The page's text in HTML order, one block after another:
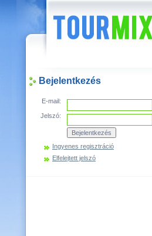
Bejelentkezés
E-mail:
Jelszó:
Ingyenes regisztráció
Elfelejtett jelszó